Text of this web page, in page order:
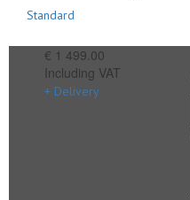
Standard
€ 1 499.00
Including VAT
+ Delivery